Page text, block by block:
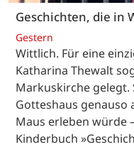
Geschichten, die in
Gestern
Wittlich. Für eine
Katharina Thewalt
Markuskirche gelegt.
Gotteshaus genauso
Maus erleben würde
Kinderbuch